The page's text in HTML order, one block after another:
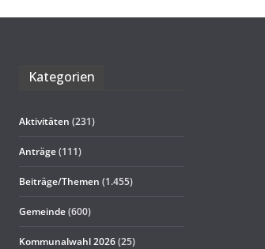
Kate­go­rien
Aktivitäten (231)
Anträge(111)
Beiträge/Themen (1.455)
Gemeinde(600)
Kommunalwahl 2026(25)